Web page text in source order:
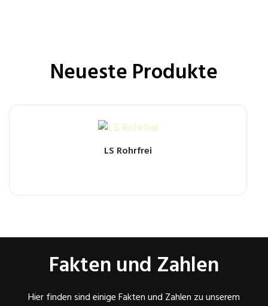
Neueste Produkte
LS Rohrfrei
Fakten und Zahlen
Hier finden sind einige Fakten und Zahlen zu unserem